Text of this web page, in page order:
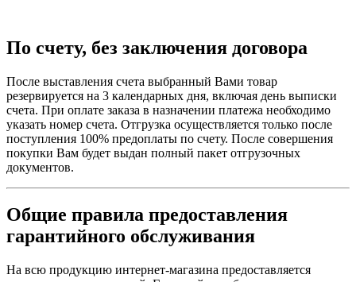
По счету, без заключения договора
После выставления счета выбранный Вами товар
резервируется на 3 календарных дня, включая день выписки
счета. При оплате заказа в назначении платежа необходимо
указать номер счета. Отгрузка осуществляется только после
поступления 100% предоплаты по счету. После совершения
покупки Вам будет выдан полный пакет отгрузочных
документов.
Общие правила предоставления
гарантийного обслуживания
На всю продукцию интернет-магазина предоставляется